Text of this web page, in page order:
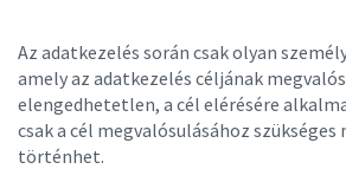
Az adatkezelés során csak olyan
amely az adatkezelés céljának
elengedhetetlen, a cél elérésére
csak a cél megvalósulásához
történhet.